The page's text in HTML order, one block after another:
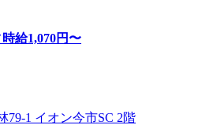
時給1,070円〜
79-1 イオン今市SC 2階